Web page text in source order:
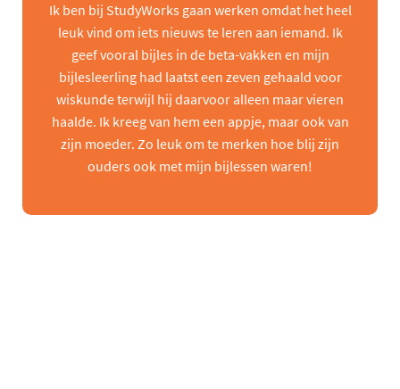
Ik ben bij StudyWorks gaan werken omdat het heel
leuk vind om iets nieuws te leren aan iemand. Ik
geef vooral bijles in de beta-vakken en mijn
bijlesleerling had laatst een zeven gehaald voor
wiskunde terwijl hij daarvoor alleen maar vieren
haalde. Ik kreeg van hem een appje, maar ook van
zijn moeder. Zo leuk om te merken hoe blij zijn
ouders ook met mijn bijlessen waren!